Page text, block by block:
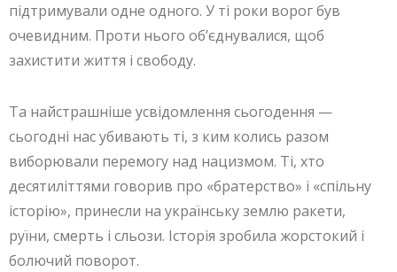
підтримували одне одного. У ті роки ворог був
очевидним. Проти нього об’єднувалися, щоб
захистити життя і свободу.
Та найстрашніше усвідомлення сьогодення —
сьогодні нас убивають ті, з ким колись разом
виборювали перемогу над нацизмом. Ті, хто
десятиліттями говорив про «братерство» і «спільну
історію», принесли на українську землю ракети,
руїни, смерть і сльози. Історія зробила жорстокий і
болючий поворот.